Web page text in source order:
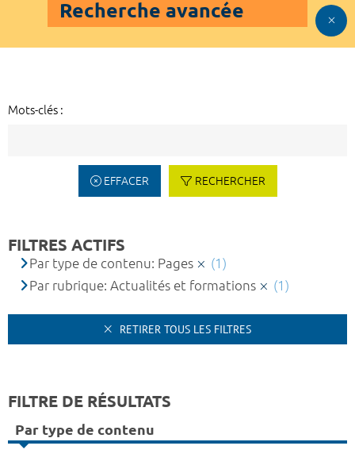
Recherche avancée
Mots-clés :
EFFACER RECHERCHER
FILTRES ACTIFS
Par type de contenu: Pages
(1)
Par rubrique: Actualités et formations
(1)
RETIRER TOUS LES FILTRES
FILTRE DE RÉSULTATS
Par type de contenu